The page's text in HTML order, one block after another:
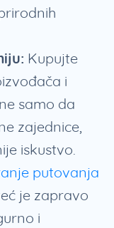
Kupujte
i
samo da
zajednice,
iskustvo.
putovanja
je zapravo
i